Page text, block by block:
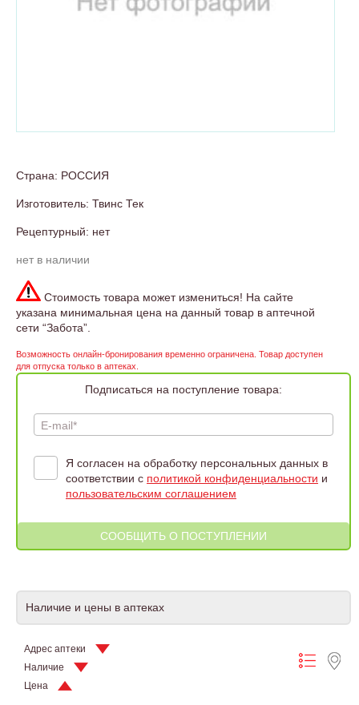
Страна: РОССИЯ
Изготовитель: Твинс Тек
Рецептурный: нет
нет в наличии
Стоимость товара может измениться! На сайте
указана минимальная цена на данный товар в аптечной
сети “Забота”.
Возможность онлайн-бронирования временно ограничена. Товар доступен
для отпуска только в аптеках.
Подписаться на поступление товара:
E-mail*
Я согласен на обработку персональных данных в
соответствии с политикой конфиденциальности и
пользовательским соглашением
Наличие и цены в аптеках
Адрес аптеки
Наличие
Цена